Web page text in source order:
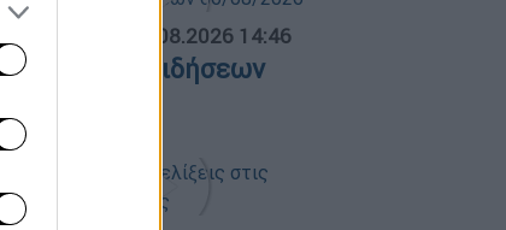
06.08.2026 14:46
δελτίο ειδήσεων